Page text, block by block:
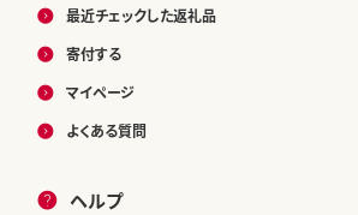
最近チェックした返礼品
寄付する
マイページ
よくある質問
ヘルプ